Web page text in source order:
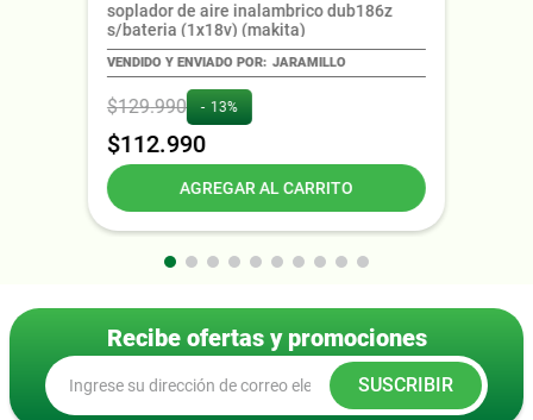
soplador de aire inalambrico dub186z
s/bateria (1x18v) (makita)
JARAMILLO
$129.990 13%
$112.990
AGREGAR AL CARRITO
Recibe ofertas y promociones
SUSCRIBIR